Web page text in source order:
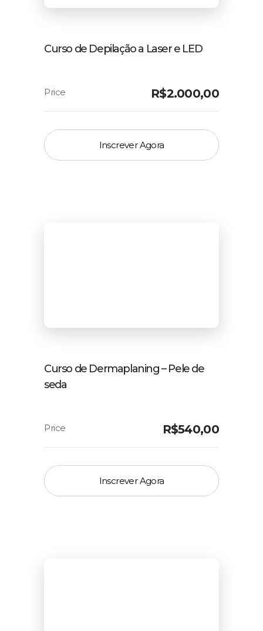
Curso de Depilação a Laser e LED
R$2.000,00
Inscrever Agora
Curso de Dermaplaning – Pele de
seda
R$540,00
Inscrever Agora